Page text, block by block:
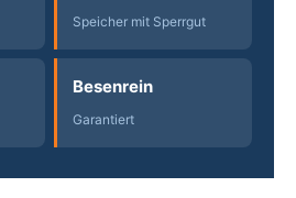
Speicher mit Sperrgut
Besenrein
Garantiert